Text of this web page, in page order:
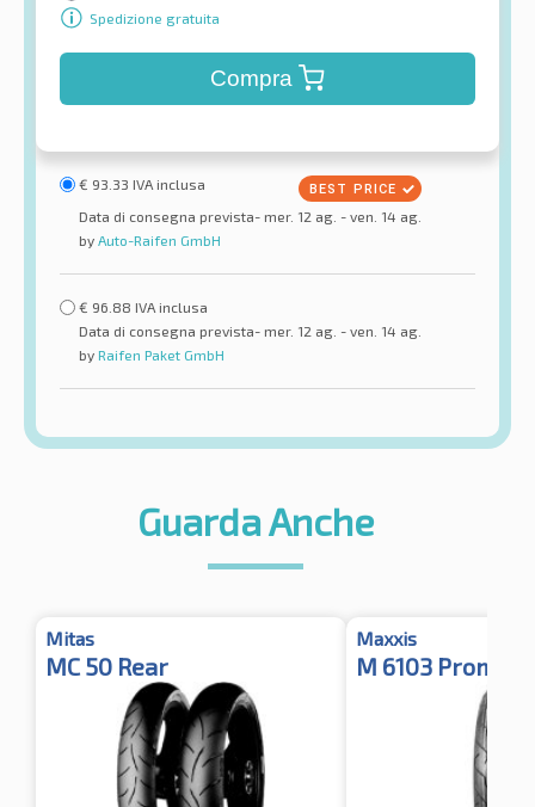
Spedizione gratuita
Compra
€ 93.33 IVA inclusa
Data di consegna prevista- mer. 12 ag. - ven. 14 ag.
by Auto-Raifen GmbH
€ 96.88 IVA inclusa
Data di consegna prevista- mer. 12 ag. - ven. 14 ag.
by Raifen Paket GmbH
Guarda Anche
Mitas
MC 50 Rear
Maxxis
M 6103 Promaxx